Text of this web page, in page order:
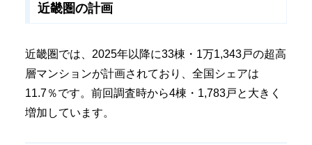
近畿圏の計画
近畿圏では、2025年以降に33棟・1万1,343戸の超高
層マンションが計画されており、全国シェアは
11.7％です。前回調査時から4棟・1,783戸と大きく
増加しています。